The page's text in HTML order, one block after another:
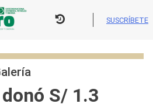
SUSCRÍBETE
S/ 1.3